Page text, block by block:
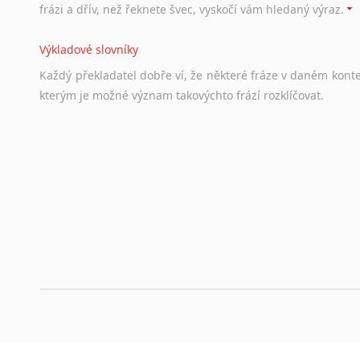
frázi a dřív, než řeknete švec, vyskočí vám hledaný výraz.
Výkladové slovníky
Každý překladatel dobře ví, že některé fráze v daném
kterým je možné význam takovýchto frází rozklíčovat.